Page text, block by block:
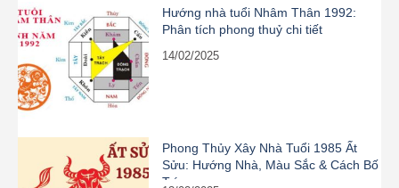
Hướng nhà tuổi Nhâm Thân 1992:
Phân tích phong thuỷ chi tiết
14/02/2025
Phong Thủy Xây Nhà Tuổi 1985 Ất
Sửu: Hướng Nhà, Màu Sắc & Cách Bố
Trí